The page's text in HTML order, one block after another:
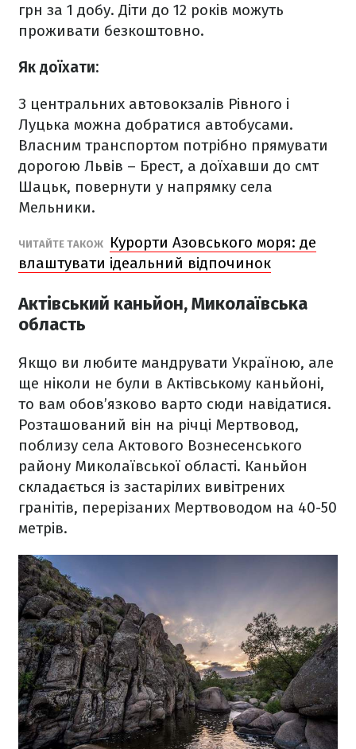
грн за 1 добу. Діти до 12 років можуть
проживати безкоштовно.
Як доїхати:
З центральних автовокзалів Рівного і
Луцька можна добратися автобусами.
Власним транспортом потрібно прямувати
дорогою Львів – Брест, а доїхавши до смт
Шацьк, повернути у напрямку села
Мельники.
ЧИТАЙТЕ ТАКОЖ
Курорти Азовського моря: де
влаштувати ідеальний відпочинок
Актівський каньйон, Миколаївська
область
Якщо ви любите мандрувати Україною, але
ще ніколи не були в Актівському каньйоні,
то вам обов’язково варто сюди навідатися.
Розташований він на річці Мертвовод,
поблизу села Актового Вознесенського
району Миколаївської області. Каньйон
складається із застарілих вивітрених
гранітів, перерізаних Мертвоводом на 40-50
метрів.